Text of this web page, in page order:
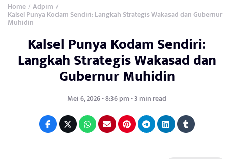
Home / Adpim /
Kalsel Punya Kodam Sendiri: Langkah Strategis Wakasad dan Gubernur
Muhidin
Kalsel Punya Kodam Sendiri:
Langkah Strategis Wakasad dan
Gubernur Muhidin
Mei 6, 2026 - 8:36 pm - 3 min read